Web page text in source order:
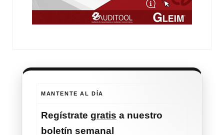
MANTENTE AL DÍA
Regístrate gratis a nuestro
boletín semanal